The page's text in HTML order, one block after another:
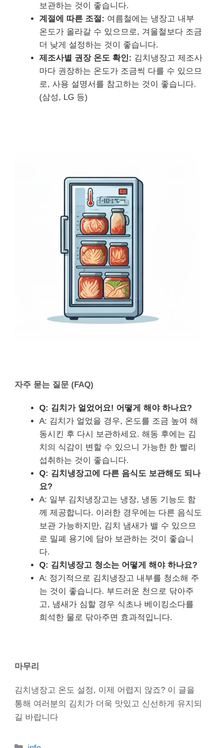
보관하는 것이 좋습니다.
계절에 따른 조절: 여름철에는 냉장고 내부
온도가 올라갈 수 있으므로, 겨울철보다 조금
더 낮게 설정하는 것이 좋습니다.
제조사별 권장 온도 확인: 김치냉장고 제조사
마다 권장하는 온도가 조금씩 다를 수 있으므
로, 사용 설명서를 참고하는 것이 좋습니다.
(삼성, LG 등)
자주 묻는 질문 (FAQ)
Q: 김치가 얼었어요! 어떻게 해야 하나요?
A: 김치가 얼었을 경우, 온도를 조금 높여 해
동시킨 후 다시 보관하세요. 해동 후에는 김
치의 식감이 변할 수 있으니 가능한 한 빨리
섭취하는 것이 좋습니다.
Q: 김치냉장고에 다른 음식도 보관해도 되나
요?
A: 일부 김치냉장고는 냉장, 냉동 기능도 함
께 제공합니다. 이러한 경우에는 다른 음식도
보관 가능하지만, 김치 냄새가 밸 수 있으므
로 밀폐 용기에 담아 보관하는 것이 좋습니
다.
Q: 김치냉장고 청소는 어떻게 해야 하나요?
A: 정기적으로 김치냉장고 내부를 청소해 주
는 것이 좋습니다. 부드러운 천으로 닦아주
고, 냄새가 심할 경우 식초나 베이킹소다를
희석한 물로 닦아주면 효과적입니다.
마무리
김치냉장고 온도 설정, 이제 어렵지 않죠? 이 글을
통해 여러분의 김치가 더욱 맛있고 신선하게 유지되
길 바랍니다